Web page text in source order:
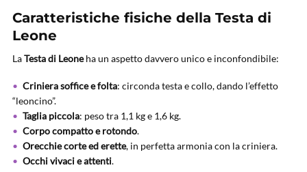
Caratteristiche fisiche della Testa di
Leone
LaTesta di Leoneha un aspetto davvero unico e inconfondibile:
Criniera soffice e folta: circonda testa e collo, dando l’effetto
“leoncino”.
Taglia piccola: peso tra 1,1 kg e 1,6 kg.
Corpo compatto e rotondo.
Orecchie corte ed erette, in perfetta armonia con la criniera.
Occhi vivaci e attenti.